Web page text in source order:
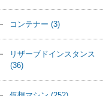
コンテナー (3)
リザーブドインスタンス
(36)